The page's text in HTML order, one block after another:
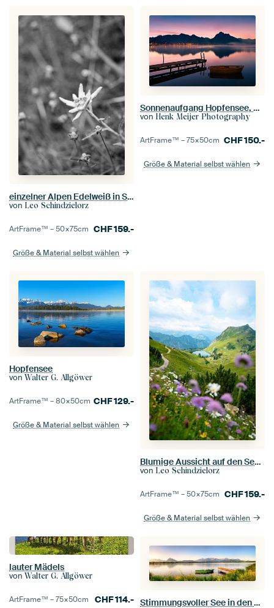
einzelner Alpen Edelweiß in Schwarz/Weiß Stil im Hochformat
von Leo Schindzielorz
ArtFrame™ –50×75cm CHF159.-
Größe & Material selbst wählen
Sonnenaufgang Hopfensee, Allgäu, Bayern, Deutschland
von Henk Meijer Photography
ArtFrame™ –75×50cm CHF150.-
Größe & Material selbst wählen
Hopfensee
von Walter G. Allgöwer
ArtFrame™ –80×50cm CHF129.-
Größe & Material selbst wählen
Blumige Aussicht auf den Seealpsee in den Allgäuer Alpen
von Leo Schindzielorz
ArtFrame™ –50×75cm CHF159.-
Größe & Material selbst wählen
lauter Mädels
von Walter G. Allgöwer
ArtFrame™ –75×50cm CHF114.- Stimmungsvoller See in den allgäuer Alpen in Bayern